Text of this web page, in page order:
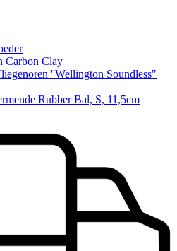
Carbon Clay
''Wellington Soundless"
Rubber Bal, S, 11,5cm